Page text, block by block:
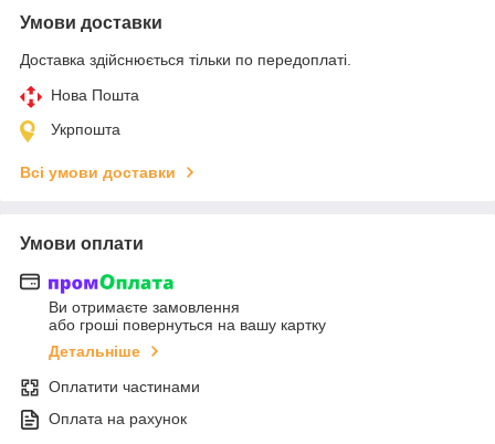
Умови доставки
Доставка здійснюється тільки по передоплаті.
Нова Пошта
Укрпошта
Всі умови доставки
Умови оплати
Ви отримаєте замовлення
або гроші повернуться на вашу картку
Детальніше
Оплатити частинами
Оплата на рахунок